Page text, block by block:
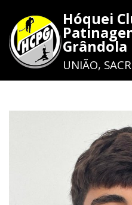
Hóquei
Grândola
UNIÃO,